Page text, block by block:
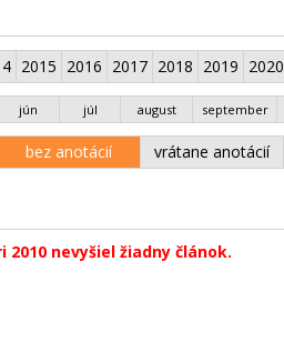
2015 2016 2017 2018 2019 2020
jún júl august september
bez anotácií vrátane anotácií
2010 nevyšiel žiadny článok.